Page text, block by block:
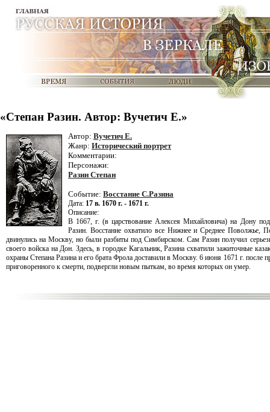
«Степан Разин. Автор: Вучетич Е.»
Автор: Вучетич Е.
Жанр: Исторический портрет
Комментарии:
Персонажи:
Разин Степан
Событие: Восcтание С.Разина
Дата: 17 в. 1670 г. - 1671 г.
Описание:
В 1667, г. (в царствование Алексея Михайловича) на Дону
Разин. Восстание охватило все Нижнее и Среднее Поволжье,
двинулись на Москву, но были разбиты под Симбирском. Сам Разин получил
своего войска на Дон. Здесь, в городке Кагальник, Разина схватили зажиточные
охраны Степана Разина и его брата Фрола доставили в Москву. 6 июня 1671 г. после
приговоренного к смерти, подвергли новым пыткам, во время которых он умер.